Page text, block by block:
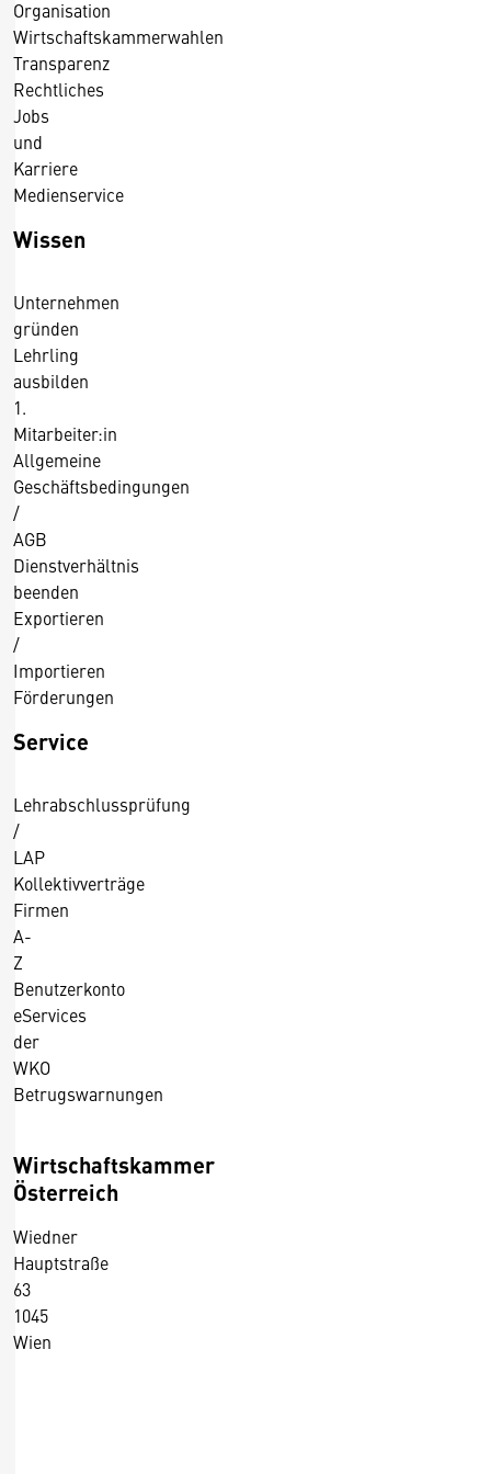
.
U
.
/
9
.
1
.
2
1
5
Organisation
Wirtschaftskammerwahlen
Transparenz
Rechtliches
Jobs
und
Karriere
Medienservice
Wissen
Unternehmen
gründen
Lehrling
ausbilden
1.
Mitarbeiter:in
Allgemeine
Geschäftsbedingungen
/
AGB
Dienstverhältnis
beenden
Exportieren
/
Importieren
Förderungen
Service
Lehrabschlussprüfung
/
LAP
Kollektivverträge
Firmen
A-
Z
Benutzerkonto
eServices
der
WKO
Betrugswarnungen
Wirtschaftskammer
Österreich
Wiedner
Hauptstraße
63
1045
Wien